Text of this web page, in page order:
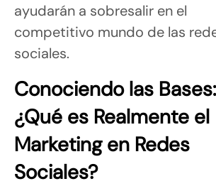
ayudarán a sobresalir en el
competitivo mundo de las
sociales.
Conociendo las Bases:
¿Qué es Realmente el
Marketing en Redes
Sociales?